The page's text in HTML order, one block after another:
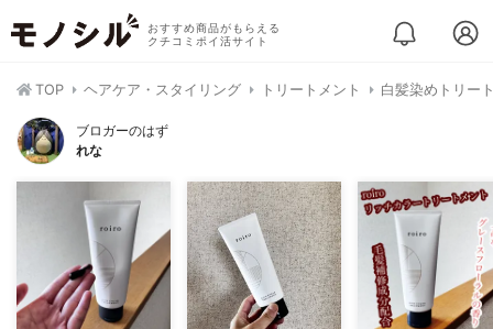
おすすめ商品がもらえる
クチコミポイ活サイト
TOP ヘアケア・スタイリング トリートメント 白髪染めトリー
ブロガーのはず
れな